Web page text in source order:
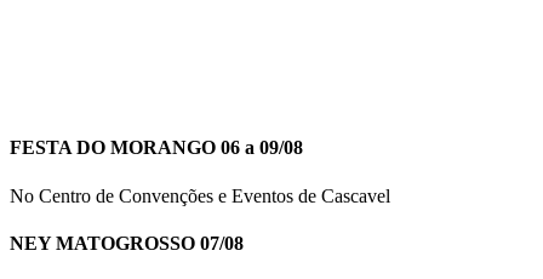
FESTA DO MORANGO 06 a 09/08
No Centro de Convenções e Eventos de Cascavel
NEY MATOGROSSO 07/08